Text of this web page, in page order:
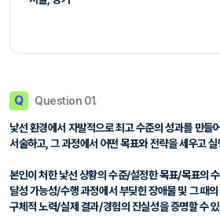
Q Question 01.
낯선 환경에서 자발적으로 최고 수준의 성과를 만들
서술하고, 그 과정에서 어떤 목표와 전략을 세우고
본인이 처한 낯선 상황의 수준/설정한 목표/목표의
달성 가능성/수행 과정에서 부딪힌 장애물 및 그 때
구체적 노력/실제 결과/경험의 진실성을 증명할 수